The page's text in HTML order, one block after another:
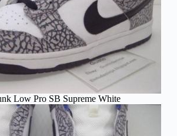
Low Pro SB Supreme White